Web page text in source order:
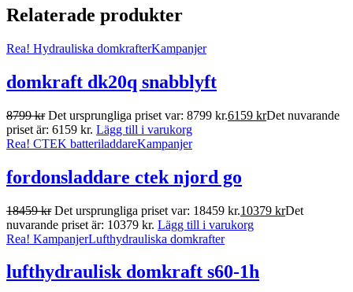
Relaterade produkter
Rea! Hydrauliska domkrafterKampanjer
domkraft dk20q snabblyft
8799kr Det ursprungliga priset var: 8799 kr.6159 krDet nuvarande
priset är: 6159 kr. Lägg till i varukorg
Rea! CTEK batteriladdareKampanjer
fordonsladdare ctek njord go
18459kr Det ursprungliga priset var: 18459 kr.10379 krDet
nuvarande priset är: 10379 kr. Lägg till i varukorg
Rea! KampanjerLufthydrauliska domkrafter
lufthydraulisk domkraft s60-1h